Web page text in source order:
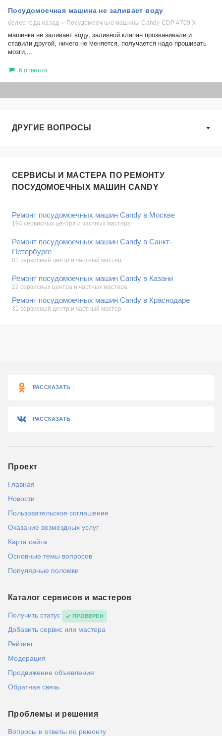
Посудомоечная машина не заливает воду
более года назад Посудомоечные машины Candy CDP 4709 X
машинка не заливает воду, заливной клапан прозванивали и
ставили другой, ничего не меняется, получается надо прошивать
мозги,...
6 ответов
ДРУГИЕ ВОПРОСЫ
СЕРВИСЫ И МАСТЕРА ПО РЕМОНТУ
ПОСУДОМОЕЧНЫХ МАШИН CANDY
Ремонт посудомоечных машин Candy в Москве
194 сервисных центра и частных мастера
Ремонт посудомоечных машин Candy в Санкт-
Петербурге
81 сервисный центр и частный мастер
Ремонт посудомоечных машин Candy в Казани
22 сервисных центра и частных мастера
Ремонт посудомоечных машин Candy в Краснодаре
31 сервисный центр и частный мастер
РАССКАЗАТЬ
РАССКАЗАТЬ
Проект
Главная
Новости
Пользовательское соглашение
Оказание возмездных услуг
Карта сайта
Основные темы вопросов
Популярные поломки
Каталог сервисов и мастеров
Получить статус ПРОВЕРЕН
Добавить сервис или мастера
Рейтинг
Модерация
Продвижение объявления
Обратная связь
Проблемы и решения
Вопросы и ответы по ремонту